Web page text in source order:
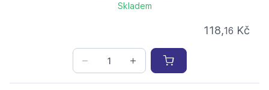
Skladem
118,16 Kč